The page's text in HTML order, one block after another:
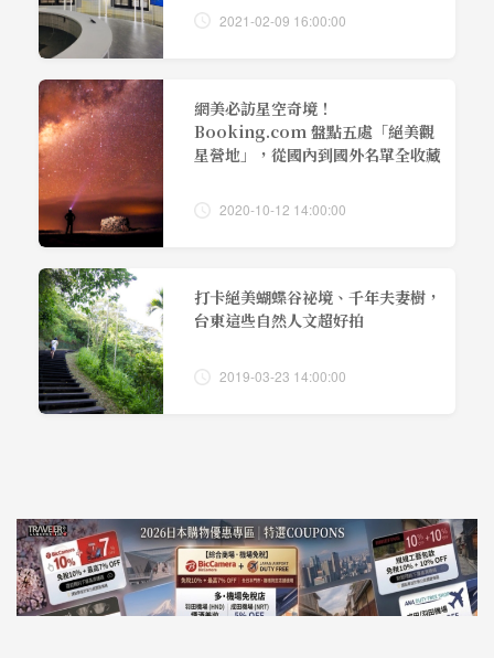
2021-02-09 16:00:00
網美必訪星空奇境！
Booking.com 盤點五處「絕美觀
星營地」，從國內到國外名單全收藏
2020-10-12 14:00:00
打卡絕美蝴蝶谷祕境、千年夫妻樹，
台東這些自然人文超好拍
2019-03-23 14:00:00